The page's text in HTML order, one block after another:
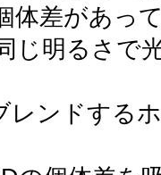
体差があっ
じ明るさで
レンドする